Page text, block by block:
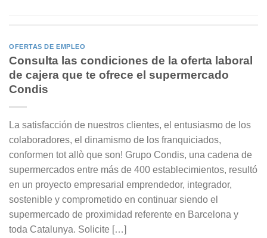
OFERTAS DE EMPLEO
Consulta las condiciones de la oferta laboral
de cajera que te ofrece el supermercado
Condis
La satisfacción de nuestros clientes, el entusiasmo de los
colaboradores, el dinamismo de los franquiciados,
conformen tot allò que son! Grupo Condis, una cadena de
supermercados entre más de 400 establecimientos, resultó
en un proyecto empresarial emprendedor, integrador,
sostenible y comprometido en continuar siendo el
supermercado de proximidad referente en Barcelona y
toda Catalunya. Solicite […]